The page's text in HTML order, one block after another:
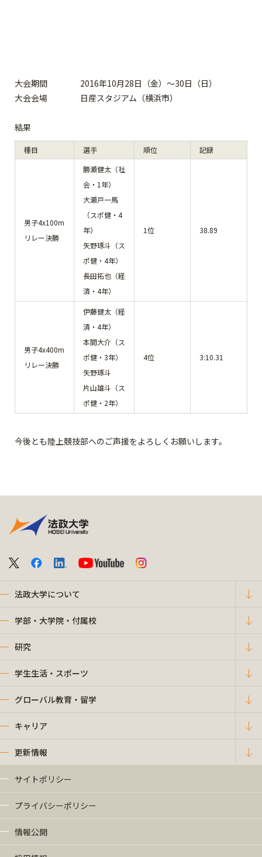
大会期間 2016年10月28日（金）～30日（日）
大会会場 日産スタジアム（横浜市）
結果
種目 選手 順位 記録
男子4x100m
リレー決勝
勝瀬健太（社
会・1年）
大瀬戸一馬
（スポ健・4
年）
矢野琢斗（ス
ポ健・4年）
長田拓也（経
済・4年）
1位 38.89
男子4x400m
リレー決勝
伊藤健太（経
済・4年）
本間大介（ス
ポ健・3年）
矢野琢斗
片山雄斗（ス
ポ健・2年）
4位 3:10.31
今後とも陸上競技部へのご声援をよろしくお願いします。
法政大学について
学部・大学院・付属校
研究
学生生活・スポーツ
グローバル教育・留学
キャリア
更新情報
サイトポリシー
プライバシーポリシー
情報公開